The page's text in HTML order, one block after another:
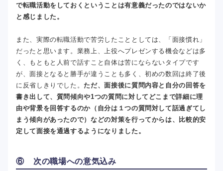
で転職活動をしておくということは有意義だったのではないか
と感じました。
また、実際の転職活動で苦労したこととしては、「面接慣れ」
だったと思います。業務上、上役へプレゼンする機会などは多
く、もともと人前で話すこと自体は苦にならないタイプです
が、面接となると勝手が違うことも多く、初めの数回は終了後
に反省しきりでした。ただ、面接後に質問内容と自分の回答を
書き出して、質問傾向や1つの質問に対してどこまで詳細に理
由や背景を回答するのか（自分は１つの質問対して話過ぎてし
まう傾向があったので）などの対策を行ってからは、比較的安
定して面接を通過するようになりました。
⑥ 次の職場への意気込み